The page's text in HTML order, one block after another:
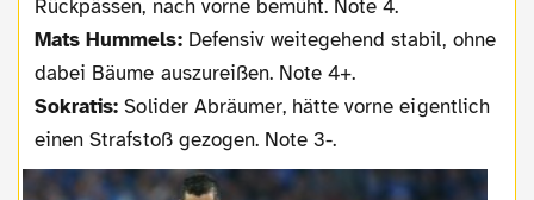
Rückpässen, nach vorne bemüht. Note 4.
Mats Hummels:Defensiv weitegehend stabil, ohne
dabei Bäume auszureißen. Note 4+.
Sokratis: Solider Abräumer, hätte vorne eigentlich
einen Strafstoß gezogen. Note 3-.